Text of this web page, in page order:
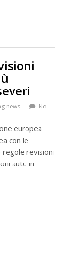
news
No
europea
con le
regole revisioni
auto in